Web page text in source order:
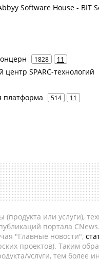
Software House - BIT
1828 11
SPARC-технологий
платформа 514 11
или услуги),
портала
"Главные новости",
проектов). Таким
услуги, тем более